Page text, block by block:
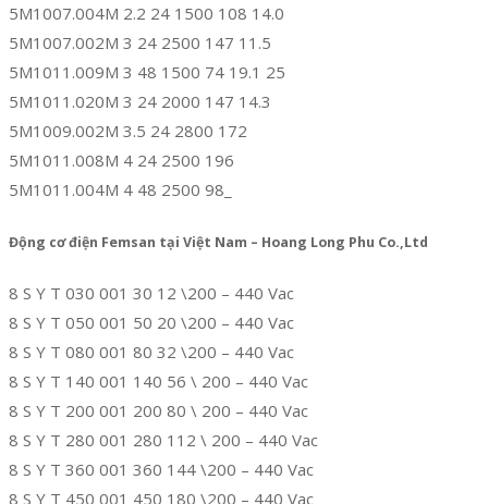
5M1007.004M 2.2 24 1500 108 14.0
5M1007.002M 3 24 2500 147 11.5
5M1011.009M 3 48 1500 74 19.1 25
5M1011.020M 3 24 2000 147 14.3
5M1009.002M 3.5 24 2800 172
5M1011.008M 4 24 2500 196
5M1011.004M 4 48 2500 98_
Động cơ điện Femsan tại Việt Nam – Hoang Long Phu Co.,Ltd
8 S Y T 030 001 30 12 \200 – 440 Vac
8 S Y T 050 001 50 20 \200 – 440 Vac
8 S Y T 080 001 80 32 \200 – 440 Vac
8 S Y T 140 001 140 56 \ 200 – 440 Vac
8 S Y T 200 001 200 80 \ 200 – 440 Vac
8 S Y T 280 001 280 112 \ 200 – 440 Vac
8 S Y T 360 001 360 144 \200 – 440 Vac
8 S Y T 450 001 450 180 \200 – 440 Vac